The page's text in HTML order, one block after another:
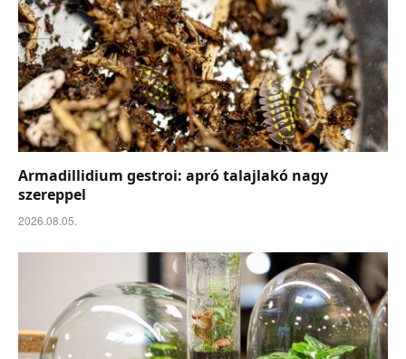
Armadillidium gestroi: apró talajlakó nagy
szereppel
2026.08.05.